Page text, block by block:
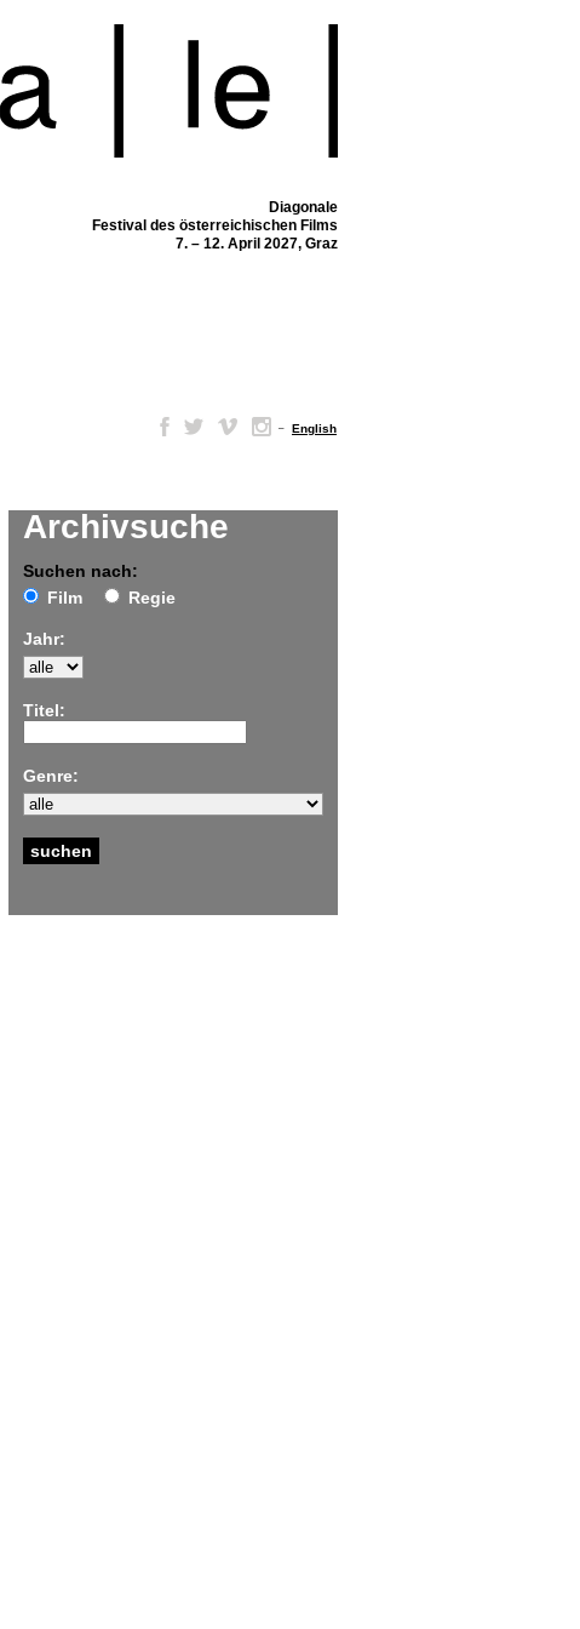
Diagonale
Festival des österreichischen Films
7. – 12. April 2027, Graz
– English
Archivsuche
Suchen nach:
Film
Regie
Jahr:
Titel:
Genre: